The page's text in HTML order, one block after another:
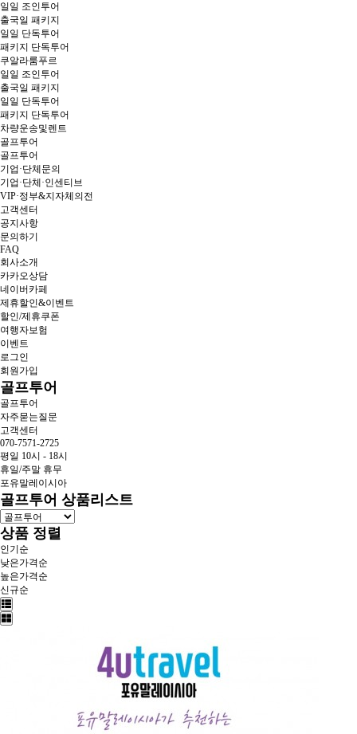
일일 조인투어
출국일 패키지
일일 단독투어
패키지 단독투어
쿠알라룸푸르
일일 조인투어
출국일 패키지
일일 단독투어
패키지 단독투어
차량운송및렌트
골프투어
골프투어
기업·단체문의
기업·단체·인센티브
VIP·정부&지자체의전
고객센터
공지사항
문의하기
FAQ
회사소개
카카오상담
네이버카페
제휴할인&이벤트
할인/제휴쿠폰
여행자보험
이벤트
로그인
회원가입
골프투어
골프투어
자주묻는질문
고객센터
070-7571-2725
평일 10시 - 18시
휴일/주말 휴무
포유말레이시아
골프투어 상품리스트
상품 정렬
인기순
낮은가격순
높은가격순
신규순